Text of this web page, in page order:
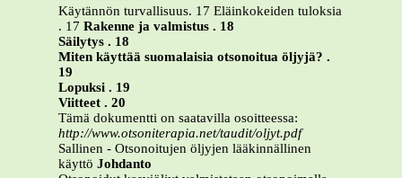
Käytännön turvallisuus. 17 Eläinkokeiden tuloksia
. 17 Rakenne ja valmistus . 18
Säilytys . 18
Miten käyttää suomalaisia otsonoitua öljyjä? .
19
Lopuksi . 19
Viitteet . 20
Tämä dokumentti on saatavilla osoitteessa:
http://www.otsoniterapia.net/taudit/oljyt.pdf
Sallinen - Otsonoitujen öljyjen lääkinnällinen
käyttö Johdanto